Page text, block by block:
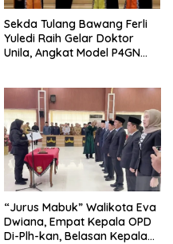
Sekda Tulang Bawang Ferli
Yuledi Raih Gelar Doktor
Unila, Angkat Model P4GN
“Jurus Mabuk” Walikota Eva
Dwiana, Empat Kepala OPD
Di-Plh-kan, Belasan Kepala